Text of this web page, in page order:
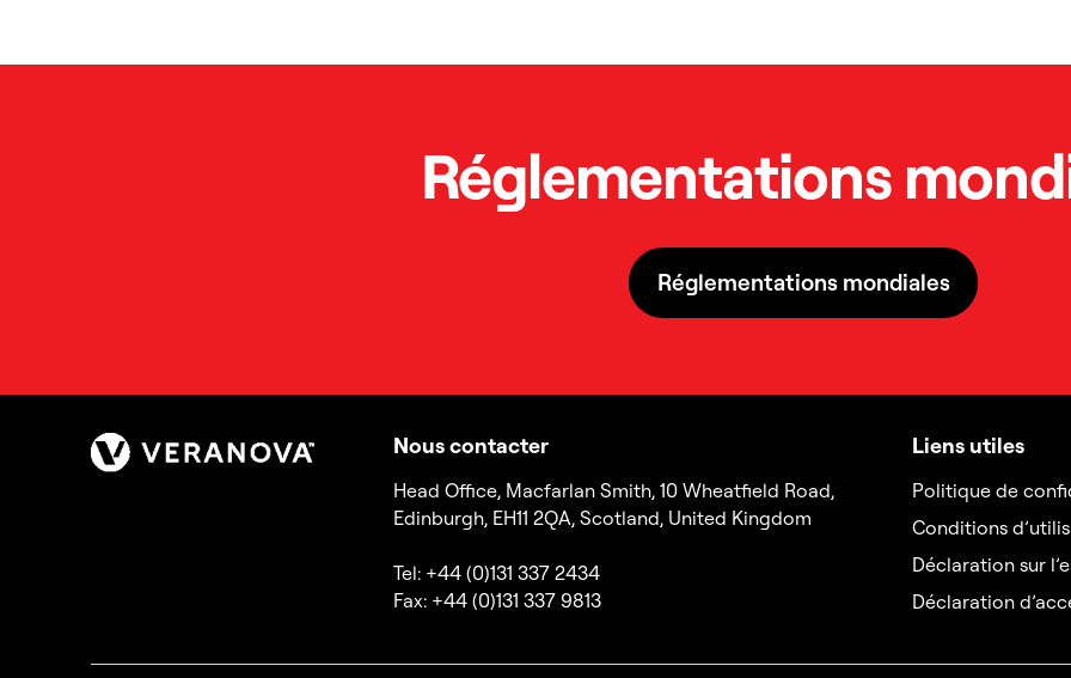
Réglementations
Réglementations mondiales
Nous contacter
Head Office, Macfarlan Smith, 10 Wheatfield Road,
Edinburgh, EH11 2QA, Scotland, United Kingdom
Tel: +44 (0)131 337 2434
Fax: +44 (0)131 337 9813
Liens utiles
Politique de
Conditions
Déclaration sur
Déclaration